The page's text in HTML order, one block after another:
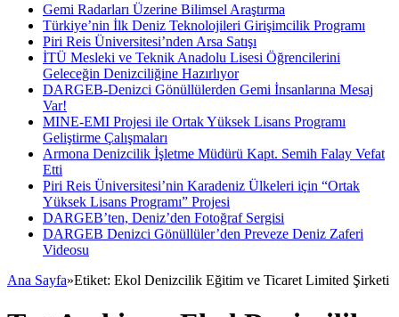
Gemi Radarları Üzerine Bilimsel Araştırma
Türkiye’nin İlk Deniz Teknolojileri Girişimcilik Programı
Piri Reis Üniversitesi’nden Arsa Satışı
İTÜ Mesleki ve Teknik Anadolu Lisesi Öğrencilerini
Geleceğin Denizciliğine Hazırlıyor
DARGEB-Denizci Gönüllülerden Gemi İnsanlarına Mesaj
Var!
MINE-EMI Projesi ile Ortak Yüksek Lisans Programı
Geliştirme Çalışmaları
Armona Denizcilik İşletme Müdürü Kapt. Semih Falay Vefat
Etti
Piri Reis Üniversitesi’nin Karadeniz Ülkeleri için “Ortak
Yüksek Lisans Programı” Projesi
DARGEB’ten, Deniz’den Fotoğraf Sergisi
DARGEB Denizci Gönüllüler’den Preveze Deniz Zaferi
Videosu
Ana Sayfa»Etiket: Ekol Denizcilik Eğitim ve Ticaret Limited Şirketi